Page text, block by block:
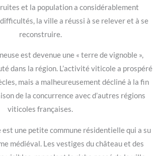
et la population a considérablement
la ville a réussi à se relever et à se
reconstruire.
est devenue une « terre de vignoble »,
dans la région. L’activité viticole a prospéré
mais a malheureusement décliné à la fin
de la concurrence avec d’autres régions
viticoles françaises.
est une petite commune résidentielle qui a su
médiéval. Les vestiges du château et des